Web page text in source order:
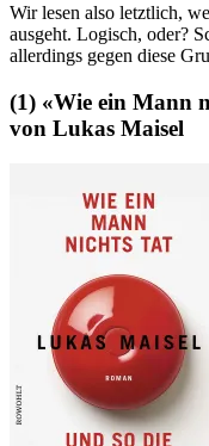
Wir lesen also letztlich,
ausgeht. Logisch, oder?
allerdings gegen diese
(1) «Wie ein Mann
von Lukas Maisel